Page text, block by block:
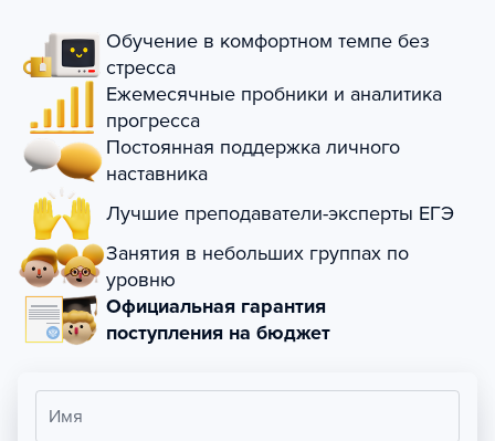
Обучение в комфортном темпе без
стресса
Ежемесячные пробники и аналитика
прогресса
Постоянная поддержка личного
наставника
Лучшие преподаватели-эксперты ЕГЭ
Занятия в небольших группах по
уровню
Официальная гарантия
поступления на бюджет
Имя